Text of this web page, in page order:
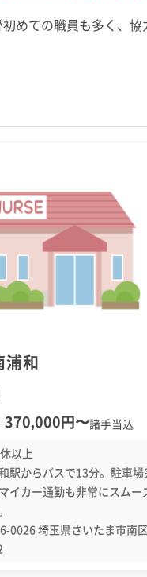
めての職員も多く、
浦和
370,000円〜諸手当込
以上
駅からバスで13分。駐車場
イカー通勤も非常にスムー
0026 埼玉県さいたま市南